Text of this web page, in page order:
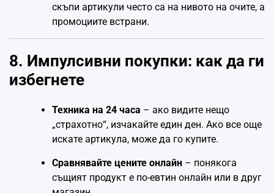
скъпи артикули често са на нивото на очите, а
промоциите встрани.
8. Импулсивни покупки: как да ги
избегнете
Техника на 24 часа – ако видите нещо
„страхотно“, изчакайте един ден. Ако все още
искате артикула, може да го купите.
Сравнявайте цените онлайн – понякога
същият продукт е по-евтин онлайн или в друг